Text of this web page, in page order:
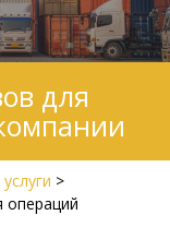
для
>
операций